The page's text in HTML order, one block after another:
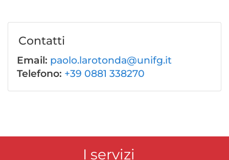
Contatti
Email: paolo.larotonda@unifg.it
Telefono: +39 0881 338270
I servizi